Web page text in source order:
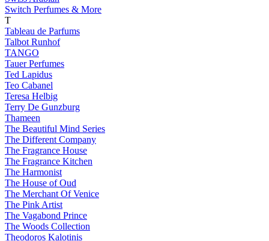
Switch Perfumes & More
T
Tableau de Parfums
Talbot Runhof
TANGO
Tauer Perfumes
Ted Lapidus
Teo Cabanel
Teresa Helbig
Terry De Gunzburg
Thameen
The Beautiful Mind Series
The Different Company
The Fragrance House
The Fragrance Kitchen
The Harmonist
The House of Oud
The Merchant Of Venice
The Pink Artist
The Vagabond Prince
The Woods Collection
Theodoros Kalotinis